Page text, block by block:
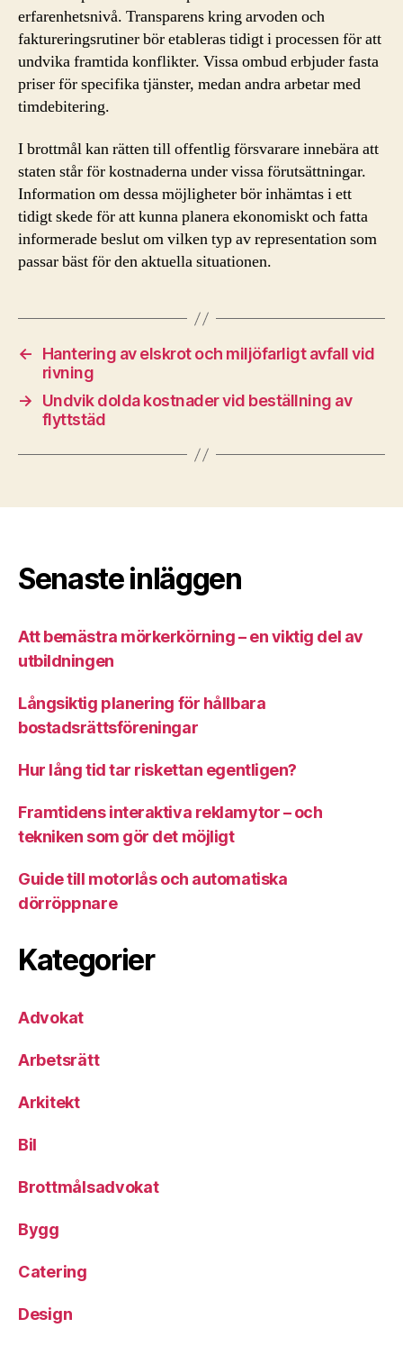
erfarenhetsnivå. Transparens kring arvoden och
faktureringsrutiner bör etableras tidigt i processen för att
undvika framtida konflikter. Vissa ombud erbjuder fasta
priser för specifika tjänster, medan andra arbetar med
timdebitering.
I brottmål kan rätten till offentlig försvarare innebära att
staten står för kostnaderna under vissa förutsättningar.
Information om dessa möjligheter bör inhämtas i ett
tidigt skede för att kunna planera ekonomiskt och fatta
informerade beslut om vilken typ av representation som
passar bäst för den aktuella situationen.
←
Hantering av elskrot och miljöfarligt avfall vid
rivning
→
Undvik dolda kostnader vid beställning av
flyttstäd
Senaste inläggen
Att bemästra mörkerkörning – en viktig del av
utbildningen
Långsiktig planering för hållbara
bostadsrättsföreningar
Hur lång tid tar riskettan egentligen?
Framtidens interaktiva reklamytor – och
tekniken som gör det möjligt
Guide till motorlås och automatiska
dörröppnare
Kategorier
Advokat
Arbetsrätt
Arkitekt
Bil
Brottmålsadvokat
Bygg
Catering
Design